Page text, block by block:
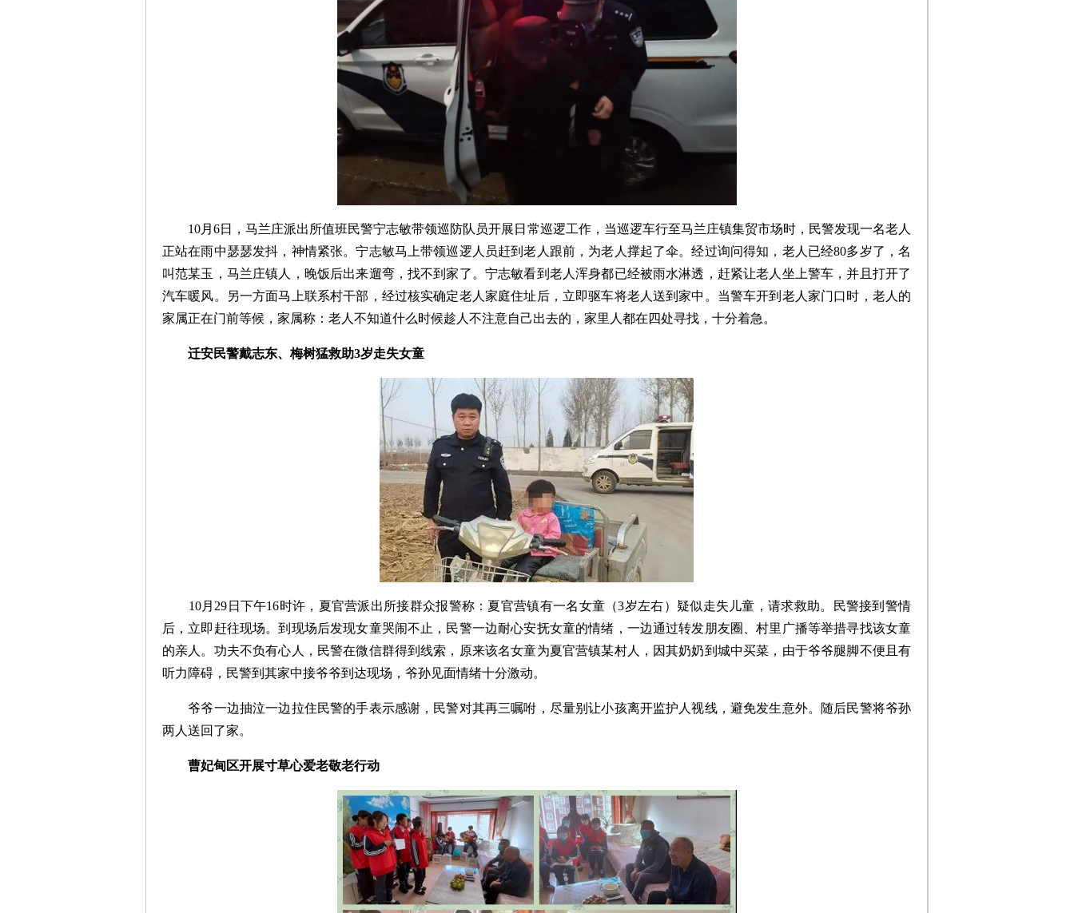
10月6日，马兰庄派出所值班民警宁志敏带领巡防队员开展日常巡逻工作，当巡逻车行至马兰庄镇集贸市场时，民警发现一名老人
正站在雨中瑟瑟发抖，神情紧张。宁志敏马上带领巡逻人员赶到老人跟前，为老人撑起了伞。经过询问得知，老人已经80多岁了，名
叫范某玉，马兰庄镇人，晚饭后出来遛弯，找不到家了。宁志敏看到老人浑身都已经被雨水淋透，赶紧让老人坐上警车，并且打开了
汽车暖风。另一方面马上联系村干部，经过核实确定老人家庭住址后，立即驱车将老人送到家中。当警车开到老人家门口时，老人的
家属正在门前等候，家属称：老人不知道什么时候趁人不注意自己出去的，家里人都在四处寻找，十分着急。
迁安民警戴志东、梅树猛救助3岁走失女童
10月29日下午16时许，夏官营派出所接群众报警称：夏官营镇有一名女童（3岁左右）疑似走失儿童，请求救助。民警接到警情
后，立即赶往现场。到现场后发现女童哭闹不止，民警一边耐心安抚女童的情绪，一边通过转发朋友圈、村里广播等举措寻找该女童
的亲人。功夫不负有心人，民警在微信群得到线索，原来该名女童为夏官营镇某村人，因其奶奶到城中买菜，由于爷爷腿脚不便且有
听力障碍，民警到其家中接爷爷到达现场，爷孙见面情绪十分激动。
爷爷一边抽泣一边拉住民警的手表示感谢，民警对其再三嘱咐，尽量别让小孩离开监护人视线，避免发生意外。随后民警将爷孙
两人送回了家。
曹妃甸区开展寸草心爱老敬老行动